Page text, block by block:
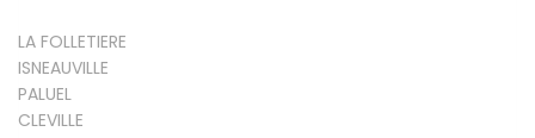
LA FOLLETIERE
ISNEAUVILLE
PALUEL
CLEVILLE